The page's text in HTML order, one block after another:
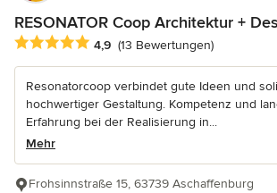
RESONATOR Coop Architektur +
Durchschnittliche Bewertung: 4.9 von 5
4,9 (13 Bewertungen)
Resonatorcoop verbindet gute Ideen und
hochwertiger Gestaltung. Kompetenz und
Erfahrung bei der Realisierung in...
Mehr
Frohsinnstraße 15, 63739 Aschaffenburg